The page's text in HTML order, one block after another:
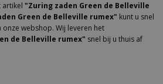
artikel "Zuring zaden Green de Belleville
Green de Belleville rumex" kunt u snel
webshop. Wij leveren het
de Belleville rumex" snel bij u thuis af